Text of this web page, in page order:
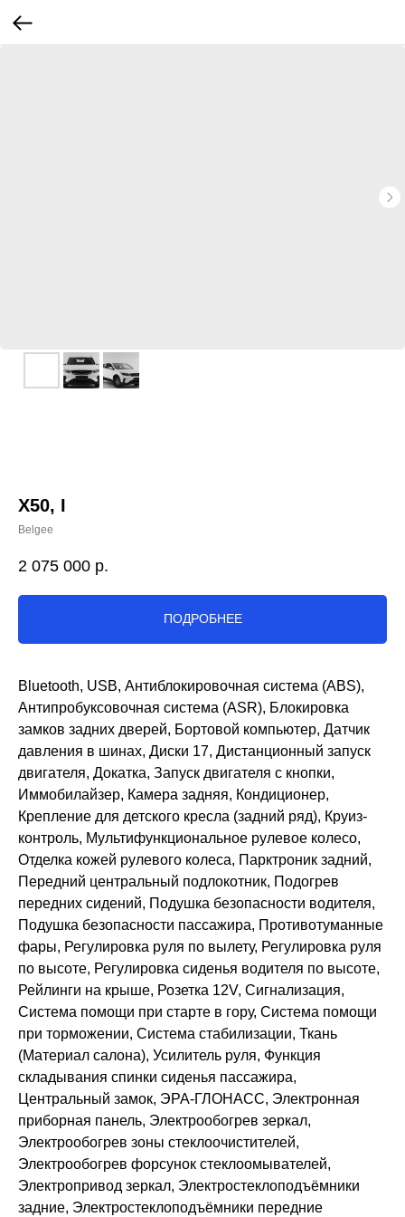
X50, I
Belgee
2 075 000 р.
ПОДРОБНЕЕ
Bluetooth, USB, Антиблокировочная система (ABS),
Антипробуксовочная система (ASR), Блокировка
замков задних дверей, Бортовой компьютер, Датчик
давления в шинах, Диски 17, Дистанционный запуск
двигателя, Докатка, Запуск двигателя с кнопки,
Иммобилайзер, Камера задняя, Кондиционер,
Крепление для детского кресла (задний ряд), Круиз-
контроль, Мультифункциональное рулевое колесо,
Отделка кожей рулевого колеса, Парктроник задний,
Передний центральный подлокотник, Подогрев
передних сидений, Подушка безопасности водителя,
Подушка безопасности пассажира, Противотуманные
фары, Регулировка руля по вылету, Регулировка руля
по высоте, Регулировка сиденья водителя по высоте,
Рейлинги на крыше, Розетка 12V, Сигнализация,
Система помощи при старте в гору, Система помощи
при торможении, Система стабилизации, Ткань
(Материал салона), Усилитель руля, Функция
складывания спинки сиденья пассажира,
Центральный замок, ЭРА-ГЛОНАСС, Электронная
приборная панель, Электрообогрев зеркал,
Электрообогрев зоны стеклоочистителей,
Электрообогрев форсунок стеклоомывателей,
Электропривод зеркал, Электростеклоподъёмники
задние, Электростеклоподъёмники передние